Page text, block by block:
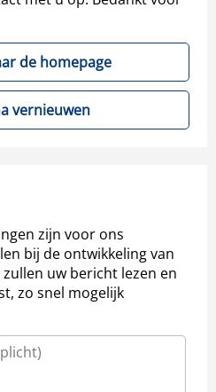
de homepage
vernieuwen
zijn voor ons
bij de ontwikkeling van
uw bericht lezen en
zo snel mogelijk